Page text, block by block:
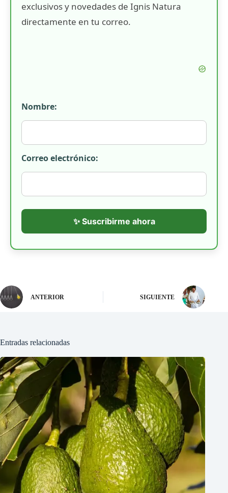
exclusivos y novedades de Ignis Natura
directamente en tu correo.
Nombre:
Correo electrónico:
✨ Suscribirme ahora
ANTERIOR SIGUIENTE
Entradas relacionadas